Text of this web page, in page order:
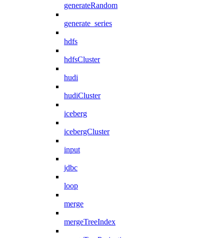
generateRandom
generate_series
hdfs
hdfsCluster
hudi
hudiCluster
iceberg
icebergCluster
input
jdbc
loop
merge
mergeTreeIndex